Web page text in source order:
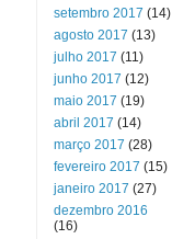
setembro 2017 (14)
agosto 2017 (13)
julho 2017 (11)
junho 2017 (12)
maio 2017 (19)
abril 2017 (14)
março 2017 (28)
fevereiro 2017 (15)
janeiro 2017 (27)
dezembro 2016
(16)